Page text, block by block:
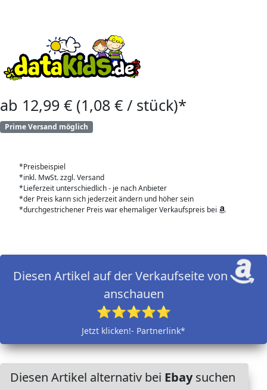
ab 12,99 € (1,08 € / stück)*
Prime Versand möglich
*Preisbeispiel
*inkl. MwSt. zzgl. Versand
*Lieferzeit unterschiedlich - je nach Anbieter
*der Preis kann sich jederzeit ändern und höher sein
*durchgestrichener Preis war ehemaliger Verkaufspreis bei
Diesen Artikel auf der Verkaufseite von
anschauen
⭐⭐⭐⭐⭐
Jetzt klicken!- Partnerlink*
Diesen Artikel alternativ bei Ebaysuchen